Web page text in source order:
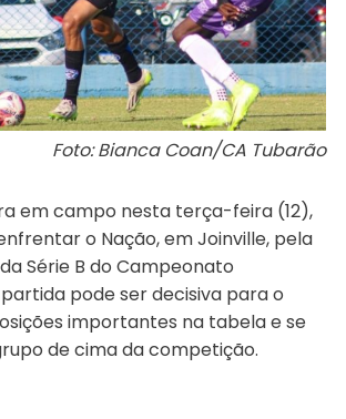
Foto: Bianca Coan/CA Tubarão
em campo nesta terça-feira (12),
o Nação, em Joinville, pela
Série B do Campeonato
pode ser decisiva para o
importantes na tabela e se
de cima da competição.